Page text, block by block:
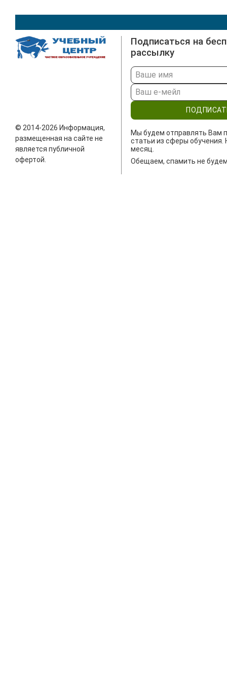
© 2014-2026 Информация,
размещенная на сайте не
является публичной
офертой.
Подписаться на
рассылку
Мы будем отправлять Вам
статьи из сферы обучения.
месяц.
Обещаем, спамить не